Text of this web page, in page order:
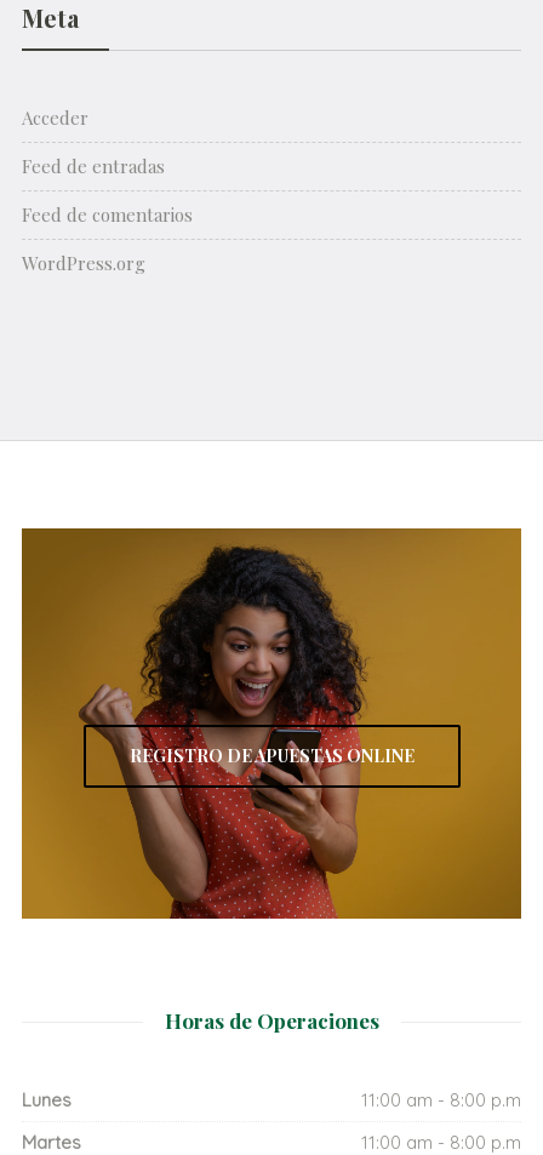
Meta
Acceder
Feed de entradas
Feed de comentarios
WordPress.org
REGISTRO DE APUESTAS ONLINE
Horas de Operaciones
Lunes
11:00 am - 8:00 p.m
Martes
11:00 am - 8:00 p.m